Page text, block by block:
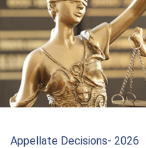
Appellate Decisions- 2026